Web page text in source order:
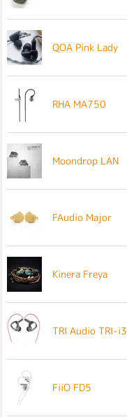
QOA Pink Lady
RHA MA750
Moondrop LAN
FAudio Major
Kinera Freya
TRI Audio TRI-i3
FiiO FD5